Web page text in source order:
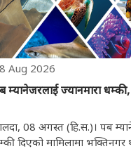
Aug 2026
म्यानेजरलाई ज्यानमारा
08 अगस्त (हि.स.)। पब
दिएको मामिलामा